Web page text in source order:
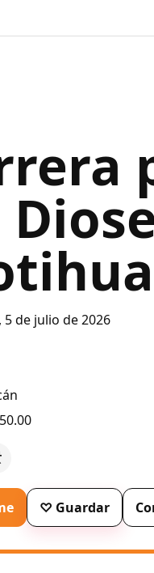
de julio de 2026
♡ Guardar